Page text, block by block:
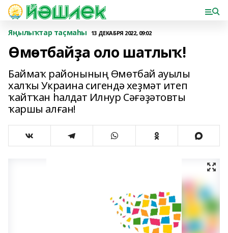
Яңылыҡтар таҫмаһы 13 ДЕКАБРЯ 2022, 09:02
Өмөтбайҙа оло шатлыҡ!
Баймаҡ районының Өмөтбай ауылы
халҡы Украина сигендә хеҙмәт итеп
ҡайтҡан һалдат Илнур Сәғәҙәтовты
ҡаршы алған!